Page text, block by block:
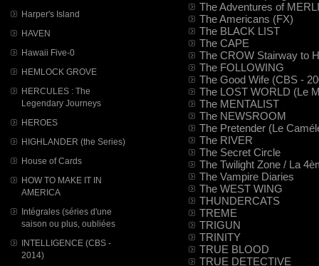
Harper's Island
HAVEN
Hawaii Five-0
HEMLOCK GROVE
HERCULES : The
Legendary Journeys
HEROES
HIGHLANDER (the Series)
House of Cards
HOW TO MAKE IT IN
AMERICA
Intégrales (séries d'une
saison ou plus, oubliées
INTELLIGENCE (CBS -
2014)
The Adventures of
The Americans (FX)
The BLACK LIST
The CAPE
The CROW Stairway to
The FOLLOWING
The Good Wife (CBS -
The LOST WORLD (Le
The MENTALIST
The NEWSROOM
The Pretender (Le
The RIVER
The Secret Circle
The Twilight Zone / La
The Vampire Diaries
The WEST WING
THUNDERCATS
TREME
TRIGUN
TRINITY
TRUE BLOOD
TRUE DETECTIVE